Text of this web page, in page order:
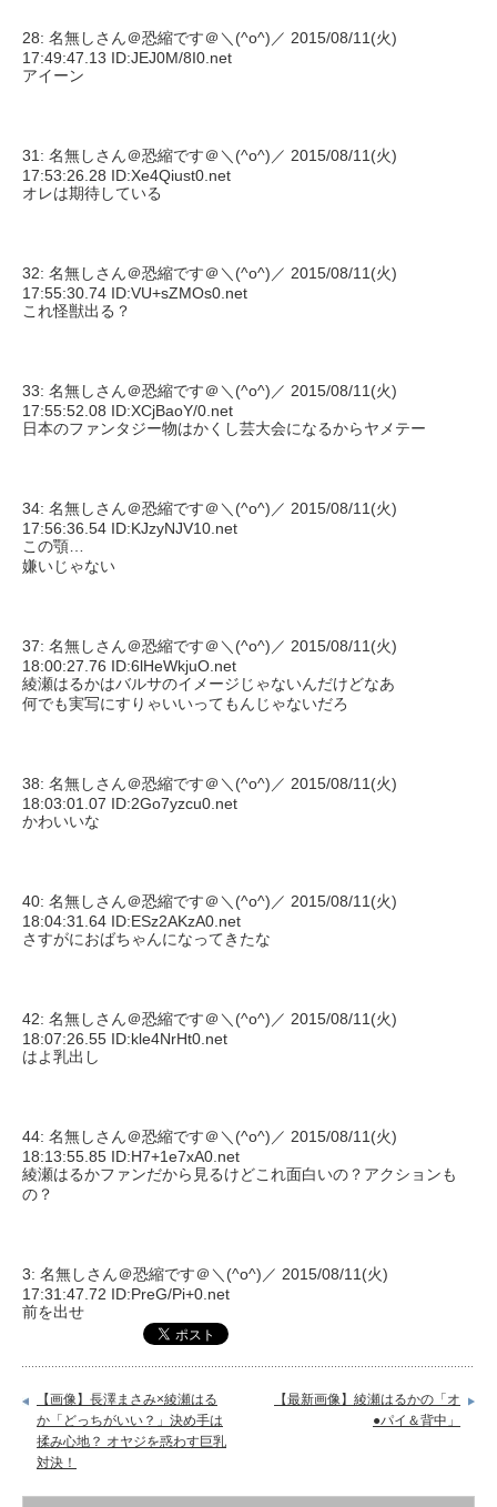
28: 名無しさん＠恐縮です＠＼(^o^)／ 2015/08/11(火)
17:49:47.13 ID:JEJ0M/8I0.net
アイーン
31: 名無しさん＠恐縮です＠＼(^o^)／ 2015/08/11(火)
17:53:26.28 ID:Xe4Qiust0.net
オレは期待している
32: 名無しさん＠恐縮です＠＼(^o^)／ 2015/08/11(火)
17:55:30.74 ID:VU+sZMOs0.net
これ怪獣出る？
33: 名無しさん＠恐縮です＠＼(^o^)／ 2015/08/11(火)
17:55:52.08 ID:XCjBaoY/0.net
日本のファンタジー物はかくし芸大会になるからヤメテー
34: 名無しさん＠恐縮です＠＼(^o^)／ 2015/08/11(火)
17:56:36.54 ID:KJzyNJV10.net
この顎…
嫌いじゃない
37: 名無しさん＠恐縮です＠＼(^o^)／ 2015/08/11(火)
18:00:27.76 ID:6lHeWkjuO.net
綾瀬はるかはバルサのイメージじゃないんだけどなあ
何でも実写にすりゃいいってもんじゃないだろ
38: 名無しさん＠恐縮です＠＼(^o^)／ 2015/08/11(火)
18:03:01.07 ID:2Go7yzcu0.net
かわいいな
40: 名無しさん＠恐縮です＠＼(^o^)／ 2015/08/11(火)
18:04:31.64 ID:ESz2AKzA0.net
さすがにおばちゃんになってきたな
42: 名無しさん＠恐縮です＠＼(^o^)／ 2015/08/11(火)
18:07:26.55 ID:kle4NrHt0.net
はよ乳出し
44: 名無しさん＠恐縮です＠＼(^o^)／ 2015/08/11(火)
18:13:55.85 ID:H7+1e7xA0.net
綾瀬はるかファンだから見るけどこれ面白いの？アクションも
の？
3: 名無しさん＠恐縮です＠＼(^o^)／ 2015/08/11(火)
17:31:47.72 ID:PreG/Pi+0.net
前を出せ
【画像】長澤まさみ×綾瀬はる
か「どっちがいい？」決め手は
揉み心地？ オヤジを惑わす巨乳
対決！
【最新画像】綾瀬はるかの「オ
●パイ＆背中」